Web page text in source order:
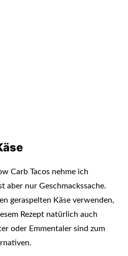
Carb Tacos nehme ich
aber nur Geschmackssache.
geraspelten Käse verwenden,
Rezept natürlich auch
oder Emmentaler sind zum